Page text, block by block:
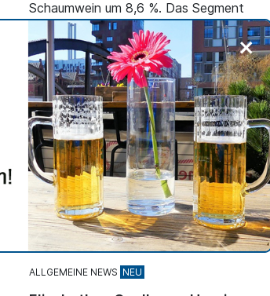
+
Schaumwein um 8,6 %. Das Segment
Wasser, Milch und Saft verzeichnete
einen Rückgang um 5,4 %.
ALLGEMEINE NEWS